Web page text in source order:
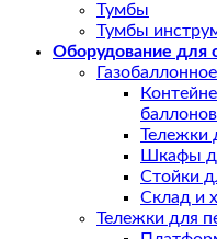
Тумбы
Тумбы
Оборудование для
баллонов
Тележки
Шкафы
Стойки
Склад и
Тележки для